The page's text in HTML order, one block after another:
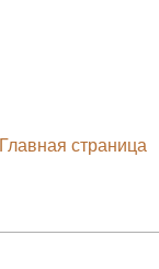
Главная страница